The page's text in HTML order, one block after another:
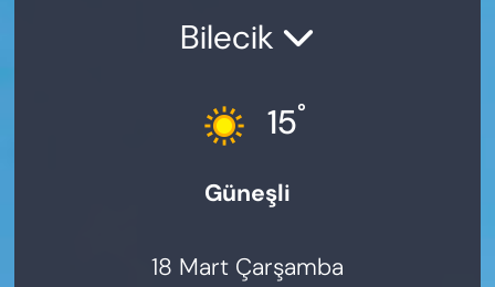
Bilecik
15°
Güneşli
18 Mart Çarşamba